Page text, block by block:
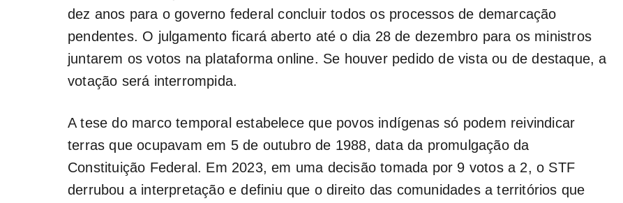
dez anos para o governo federal concluir todos os processos de demarcação
pendentes. O julgamento ficará aberto até o dia 28 de dezembro para os ministros
juntarem os votos na plataforma online. Se houver pedido de vista ou de destaque, a
votação será interrompida.
A tese do marco temporal estabelece que povos indígenas só podem reivindicar
terras que ocupavam em 5 de outubro de 1988, data da promulgação da
Constituição Federal. Em 2023, em uma decisão tomada por 9 votos a 2, o STF
derrubou a interpretação e definiu que o direito das comunidades a territórios que